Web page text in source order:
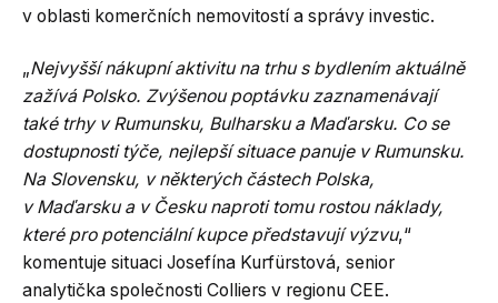
v oblasti komerčních nemovitostí a správy investic.
„Nejvyšší nákupní aktivitu na trhu s bydlením aktuálně
zažívá Polsko. Zvýšenou poptávku zaznamenávají
také trhy v Rumunsku, Bulharsku a Maďarsku. Co se
dostupnosti týče, nejlepší situace panuje v Rumunsku.
Na Slovensku, v některých částech Polska,
v Maďarsku a v Česku naproti tomu rostou náklady,
které pro potenciální kupce představují výzvu,“
komentuje situaci Josefína Kurfürstová, senior
analytička společnosti Colliers v regionu CEE.